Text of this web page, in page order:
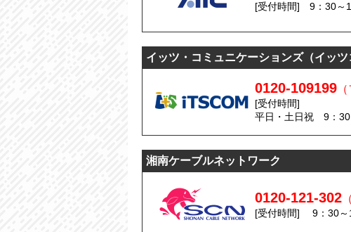
[受付時間] 9：30～
イッツ・コミュニケーションズ（イッツ
0120-109199
[受付時間]
平日・土日祝 9：30
湘南ケーブルネットワーク
0120-121-302
[受付時間] 9：30～